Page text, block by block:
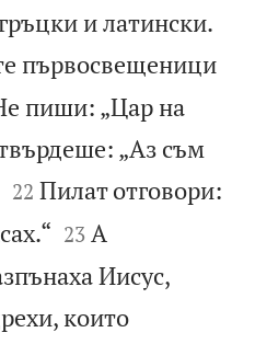
и латински.
първосвещеници
пиши: „Цар на
„Аз съм


22 Пилат отговори:


23 А
Иисус,
които